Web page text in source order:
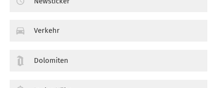
Verkehr
Dolomiten